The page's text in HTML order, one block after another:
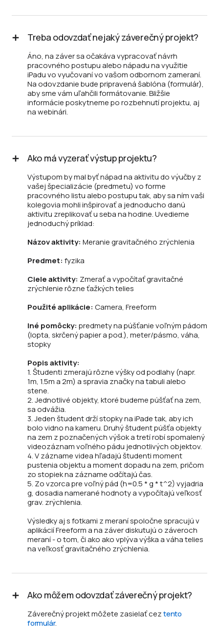
Treba odovzdať nejaký záverečný projekt?
Áno, na záver sa očakáva vypracovať návrh
pracovného postupu alebo nápadu na využitie
iPadu vo vyučovaní vo vašom odbornom zameraní.
Na odovzdanie bude pripravená šablóna (formulár),
aby sme vám uľahčili formátovanie. Bližšie
informácie poskytneme po rozbehnutí projektu, aj
na webinári.
Ako má vyzerať výstup projektu?
Výstupom by mal byť nápad na aktivitu do výučby z
vašej špecializácie (predmetu) vo forme
pracovného listu alebo postupu tak, aby sa ním vaši
kolegovia mohli inšpirovať a jednoducho danú
aktivitu zreplikovať u seba na hodine. Uvedieme
jednoduchý príklad:
Názov aktivity: Meranie gravitačného zrýchlenia
Predmet: fyzika
Ciele aktivity: Zmerať a vypočítať gravitačné
zrýchlenie rôzne ťažkých telies
Použité aplikácie: Camera, Freeform
Iné pomôcky: predmety na púšťanie voľným pádom
(lopta, skrčený papier a pod.), meter/pásmo, váha,
stopky
Popis aktivity:
1. Študenti zmerajú rôzne výšky od podlahy (napr.
1m, 1.5m a 2m) a spravia značky na tabuli alebo
stene.
2. Jednotlivé objekty, ktoré budeme púšťať na zem,
sa odvážia.
3. Jeden študent drží stopky na iPade tak, aby ich
bolo vidno na kameru. Druhý študent púšťa objekty
na zem z poznačených výšok a tretí robí spomalený
videozáznam voľného pádu jednotlivých objektov.
4. V zázname videa hľadajú študenti moment
pustenia objektu a moment dopadu na zem, pričom
zo stopiek na zázname odčítajú čas.
5. Zo vzorca pre voľný pád (h=0.5 * g * t^2) vyjadria
g, dosadia namerané hodnoty a vypočítajú veľkosť
grav. zrýchlenia.
Výsledky aj s fotkami z meraní spoločne spracujú v
aplikácií Freeform a na záver diskutujú o záveroch
meraní - o tom, či ako ako vplýva výška a váha telies
na veľkosť gravitačného zrýchlenia.
Ako môžem odovzdať záverečný projekt?
Záverečný projekt môžete zasielať ceztento
formulár.